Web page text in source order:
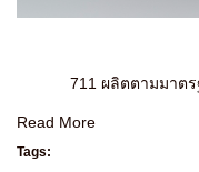
711 ผลิตตามมาตร
Read More
Tags: